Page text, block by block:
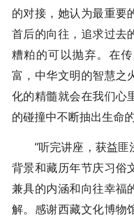
的对接，她认为最重要
首后的向往，追求过去
糟粕的可以抛弃。在
富，中华文明的智慧之
化的精髓就会在我们心
的碰撞中不断抽出生命的
“听完讲座，获益匪
背景和藏历年节庆习俗
兼具的内涵和向往幸福
解。感谢西藏文化博物